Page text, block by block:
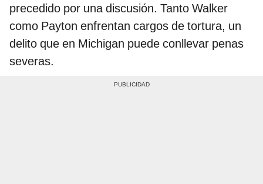
precedido por una discusión. Tanto Walker
como Payton enfrentan cargos de tortura, un
delito que en Michigan puede conllevar penas
severas.